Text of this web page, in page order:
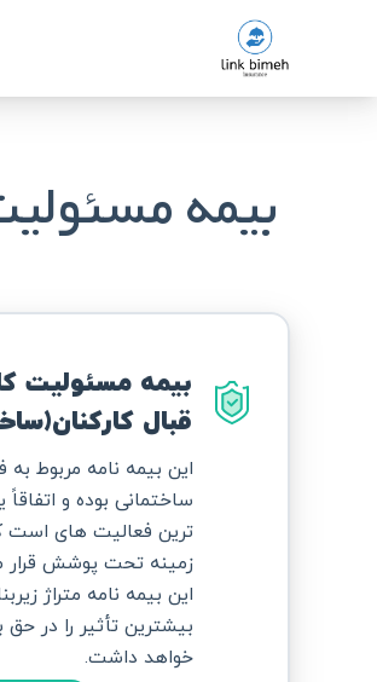
بیمه
بیمه مسئولیت
قبال
این بیمه نامه مربوط
ساختمانی بوده و اتفاقاً
ترین فعالیت های است
زمینه تحت پوشش قرار
این بیمه نامه متراژ
بیشترین تأثیر را در حق
خواهد داشت.